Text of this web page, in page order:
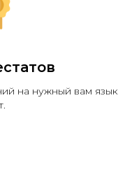
на нужный вам язык